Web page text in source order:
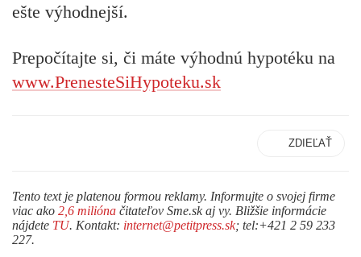
ešte výhodnejší.
Prepočítajte si, či máte výhodnú hypotéku na
www.PrenesteSiHypoteku.sk
ZDIEĽAŤ
Tento text je platenou formou reklamy. Informujte o svojej firme
viac ako 2,6 milióna čitateľov Sme.sk aj vy. Bližšie informácie
nájdete TU. Kontakt: internet@petitpress.sk; tel:+421 2 59 233
227.